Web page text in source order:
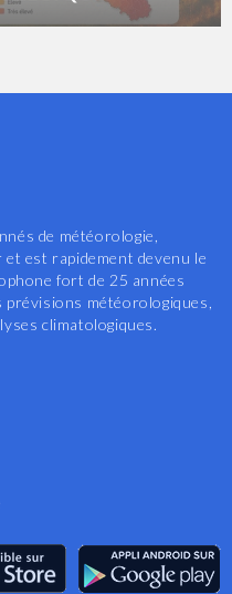
de météorologie,
et est rapidement devenu le
fort de 25 années
prévisions météorologiques,
climatologiques.